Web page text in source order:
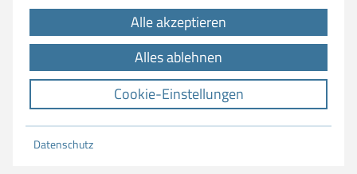
DOWNLOADS
AGB
IMPRESSUM
Alle akzeptieren
Alles ablehnen
Cookie-Einstellungen
Datenschutz